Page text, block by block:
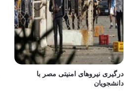
درگیری نیروهای امنیتی مصر با
دانشجویان